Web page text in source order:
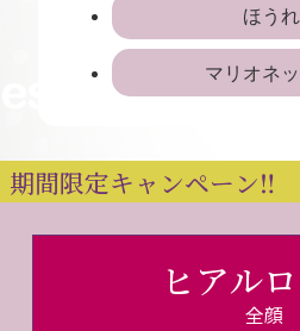
ほう
マリオネ
期間限定キャンペーン‼
ヒアル
全顔